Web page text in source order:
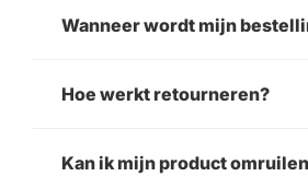
Wanneer wordt mijn
Hoe werkt retourneren?
Kan ik mijn product